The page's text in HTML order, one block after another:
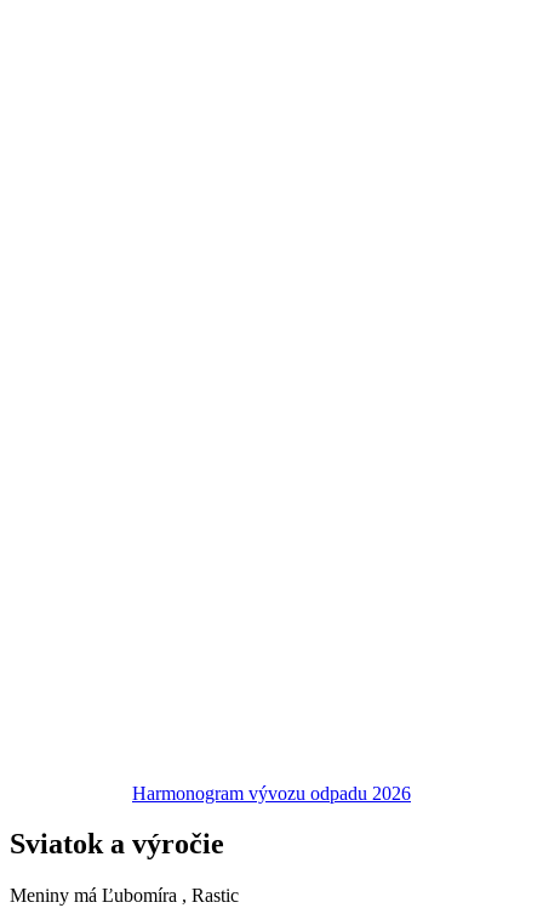
Harmonogram vývozu odpadu 2026
Sviatok a výročie
Meniny má Ľubomíra , Rastic